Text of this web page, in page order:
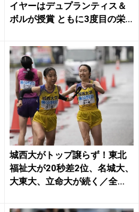
イヤーはデュプランティス＆
ボルが授賞 ともに3度目の栄...
城西大がトップ譲らず！東北
福祉大が20秒差2位、名城大、
大東大、立命大が続く／全...